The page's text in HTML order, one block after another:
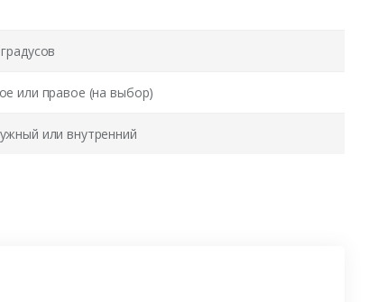
или правое (на выбор)
или внутренний